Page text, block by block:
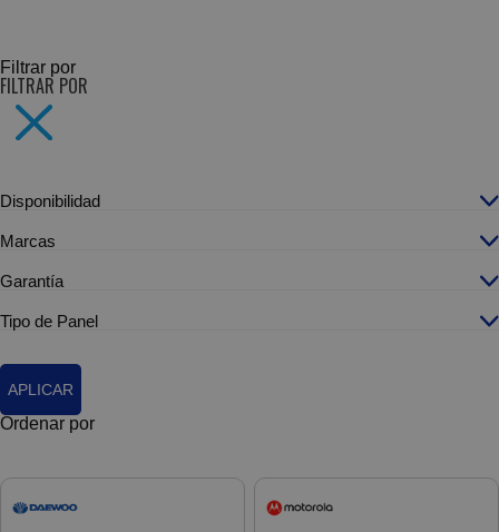
Filtrar por
FILTRAR POR
Disponibilidad
Marcas
Garantía
Tipo de Panel
APLICAR
Ordenar por